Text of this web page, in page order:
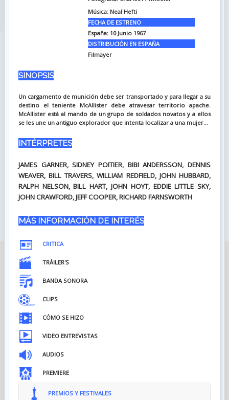
Música: Neal Hefti
FECHA DE ESTRENO
España: 10 Junio 1967
DISTRIBUCIÓN EN ESPAÑA
Filmayer
SINOPSIS
Un cargamento de munición debe ser transportado y para llegar a su
destino el teniente McAllister debe atravesar territorio apache.
McAllister está al mando de un grupo de soldados novatos y a ellos
se les une un antiguo explorador que intenta localizar a una mujer...
INTÉRPRETES
JAMES GARNER, SIDNEY POITIER, BIBI ANDERSSON, DENNIS
WEAVER, BILL TRAVERS, WILLIAM REDFIELD, JOHN HUBBARD,
RALPH NELSON, BILL HART, JOHN HOYT, EDDIE LITTLE SKY,
JOHN CRAWFORD, JEFF COOPER, RICHARD FARNSWORTH
MÁS INFORMACIÓN DE INTERÉS
CRITICA
TRÁILER'S
BANDA SONORA
CLIPS
CÓMO SE HIZO
VIDEO ENTREVISTAS
AUDIOS
PREMIERE
PREMIOS Y FESTIVALES